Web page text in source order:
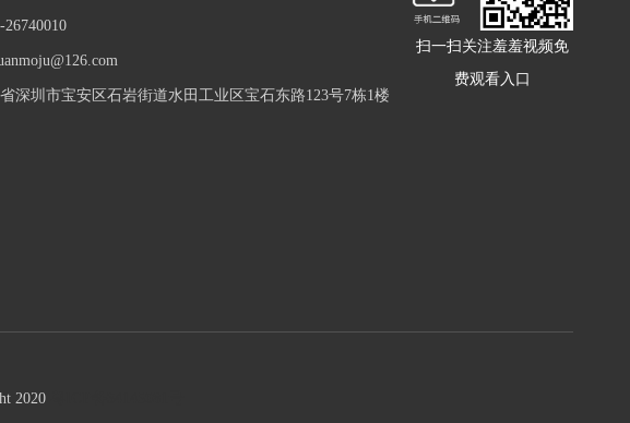
26740010
东省深圳市宝安区石岩街道水田工业区宝石东路123号7栋1楼
扫一扫关注羞羞视频免
费观看入口
2020